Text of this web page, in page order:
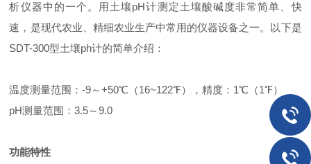
析仪器中的一个。用土壤pH计测定土壤酸碱度非常简单、快
速，是现代农业、精细农业生产中常用的仪器设备之一。以下是
SDT-300型土壤ph计的简单介绍：
温度测量范围：-9～+50℃（16~122℉），精度： 1℃（1℉）
pH测量范围：3.5～9.0
功能特性